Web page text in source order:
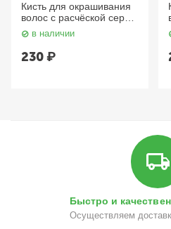
Кисть для окрашивания
волос с расчёской серая
Grey JPP049M-1 Dewal
в наличии
230₽
Быстро и
Осуществляем